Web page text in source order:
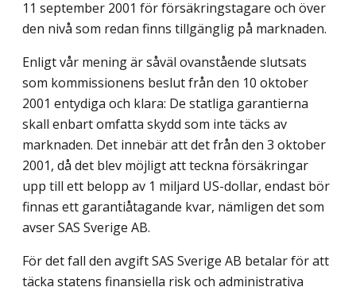
11 september 2001 för försäkringstagare och över
den nivå som redan finns tillgänglig på marknaden.
Enligt vår mening är såväl ovanstående slutsats
som kommissionens beslut från den 10 oktober
2001 entydiga och klara: De statliga garantierna
skall enbart omfatta skydd som inte täcks av
marknaden. Det innebär att det från den 3 oktober
2001, då det blev möjligt att teckna försäkringar
upp till ett belopp av 1 miljard US-dollar, endast bör
finnas ett garantiåtagande kvar, nämligen det som
avser SAS Sverige AB.
För det fall den avgift SAS Sverige AB betalar för att
täcka statens finansiella risk och administrativa